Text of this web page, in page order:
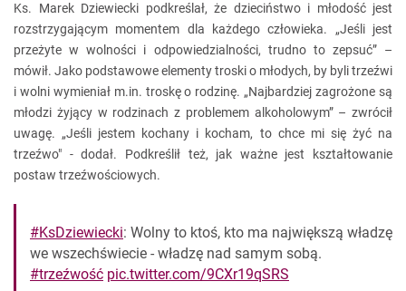
Ks. Marek Dziewiecki podkreślał, że dzieciństwo i młodość jest
rozstrzygającym momentem dla każdego człowieka. „Jeśli jest
przeżyte w wolności i odpowiedzialności, trudno to zepsuć” –
mówił. Jako podstawowe elementy troski o młodych, by byli trzeźwi
i wolni wymieniał m.in. troskę o rodzinę. „Najbardziej zagrożone są
młodzi żyjący w rodzinach z problemem alkoholowym” – zwrócił
uwagę. „Jeśli jestem kochany i kocham, to chce mi się żyć na
trzeźwo" - dodał. Podkreślił też, jak ważne jest kształtowanie
postaw trzeźwościowych.
#KsDziewiecki: Wolny to ktoś, kto ma największą władzę
we wszechświecie - władzę nad samym sobą.
#trzeźwość pic.twitter.com/9CXr19qSRS